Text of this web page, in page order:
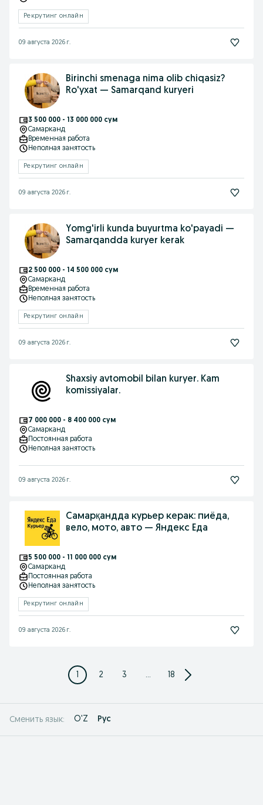
Рекрутинг онлайн
09 августа 2026 г.
Birinchi smenaga nima olib chiqasiz?
Ro'yxat — Samarqand kuryeri
3 500 000 - 13 000 000 сум
Самарканд
Временная работа
Неполная занятость
Рекрутинг онлайн
09 августа 2026 г.
Yomg'irli kunda buyurtma ko'payadi —
Samarqandda kuryer kerak
2 500 000 - 14 500 000 сум
Самарканд
Временная работа
Неполная занятость
Рекрутинг онлайн
09 августа 2026 г.
Shaxsiy avtomobil bilan kuryer. Kam
komissiyalar.
7 000 000 - 8 400 000 сум
Самарканд
Постоянная работа
Неполная занятость
09 августа 2026 г.
Самарқандда курьер керак: пиёда,
вело, мото, авто — Яндекс Еда
5 500 000 - 11 000 000 сум
Самарканд
Постоянная работа
Неполная занятость
Рекрутинг онлайн
09 августа 2026 г.
1 2 3 ... 18
Сменить язык: O'Z Рус